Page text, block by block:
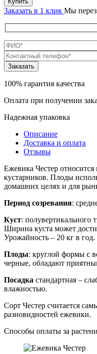
Заказать в 1 клик Мы
100% гарантия качества
Оплата при получении
Надежная упаковка
Описание
Доставка и оплата
Отзывы
Ежевика Честер
кустарников. Плоды
домашних целях и для
Период созревания:
Куст: полувертикального
Ширина куста может
Урожайность – 20 кг в год.
Плоды: круглой формы с
черные, обладают
Посадка стандартная –
влажностью.
Сорт Честер считается
разновидностей ежевики.
Способы оплаты за